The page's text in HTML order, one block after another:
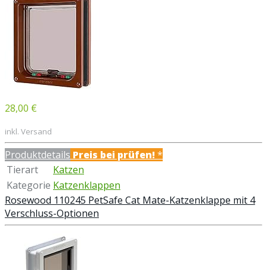
28,00 €
inkl. Versand
Produktdetails Preis bei prüfen!*
Tierart
Katzen
Kategorie Katzenklappen
Rosewood 110245 PetSafe Cat Mate-Katzenklappe mit 4
Verschluss-Optionen